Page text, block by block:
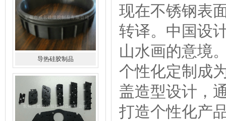
硅胶导电斑马条
现在不锈钢表
转译。中国设
山水画的意境
个性化定制成
盖造型设计，
打造个性化产